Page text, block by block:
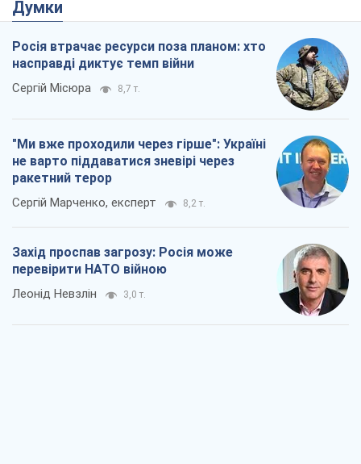
Думки
Росія втрачає ресурси поза планом: хто
насправді диктує темп війни
Сергій Місюра 8,7 т.
"Ми вже проходили через гірше": Україні
не варто піддаватися зневірі через
ракетний терор
Сергій Марченко, експерт 8,2 т.
Захід проспав загрозу: Росія може
перевірити НАТО війною
Леонід Невзлін 3,0 т.